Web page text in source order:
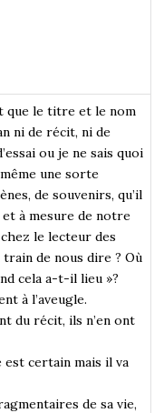
que le titre et le nom
ni de récit, ni de
ou je ne sais quoi
une sorte
de souvenirs, qu’il
à mesure de notre
le lecteur des
de nous dire ? Où
cela a-t-il lieu »?
à l’aveugle.
du récit, ils n’en ont
certain mais il va
de sa vie,